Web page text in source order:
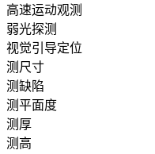
高速运动观测
弱光探测
视觉引导定位
测尺寸
测缺陷
测平面度
测厚
测高